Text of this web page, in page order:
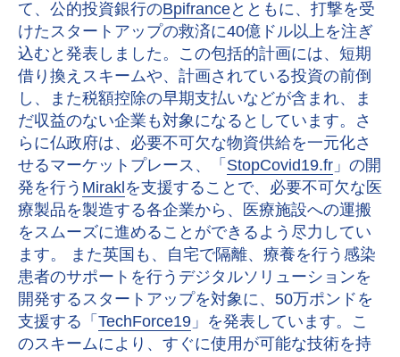
て、公的投資銀行のBpifranceとともに、打撃を受
けたスタートアップの救済に40億ドル以上を注ぎ
込むと発表しました。この包括的計画には、短期
借り換えスキームや、計画されている投資の前倒
し、また税額控除の早期支払いなどが含まれ、ま
だ収益のない企業も対象になるとしています。さ
らに仏政府は、必要不可欠な物資供給を一元化さ
せるマーケットプレース、「 StopCovid19.fr 」の開
発を行う Miraklを支援することで、必要不可欠な医
療製品を製造する各企業から、医療施設への運搬
をスムーズに進めることができるよう尽力してい
ます。 また英国も、自宅で隔離、療養を行う感染
患者のサポートを行うデジタルソリューションを
開発するスタートアップを対象に、50万ポンドを
支援する「 TechForce19 」を発表しています。こ
のスキームにより、すぐに使用が可能な技術を持